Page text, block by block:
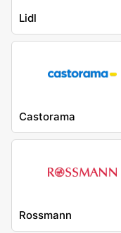
Lidl
Castorama
Rossmann